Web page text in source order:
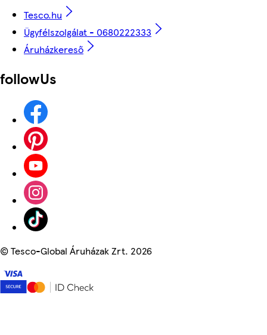
Tesco.hu
Ügyfélszolgálat - 0680222333
Áruházkereső
followUs
©Tesco-Global Áruházak Zrt. 2026